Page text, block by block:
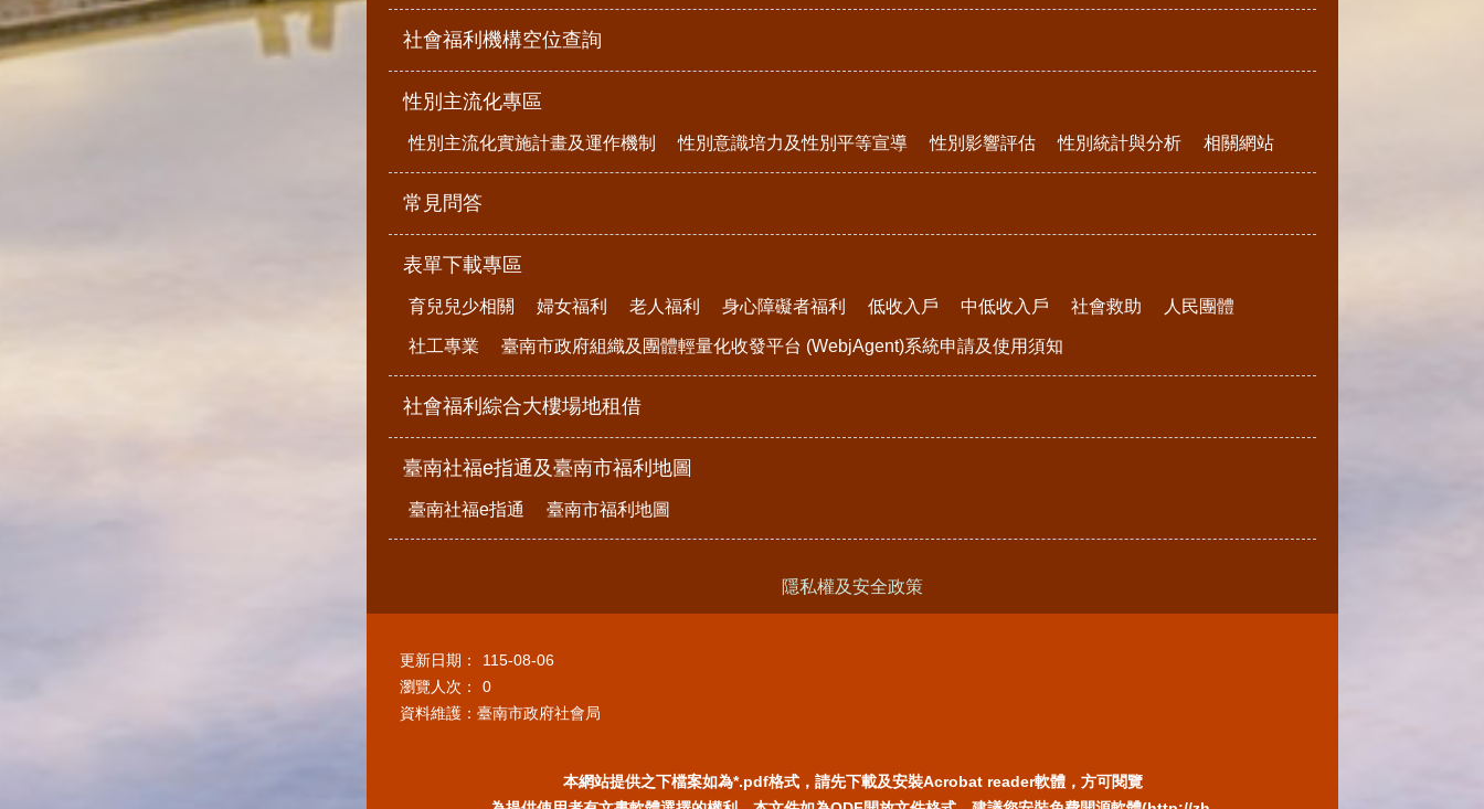
社會福利機構空位查詢
性別主流化專區
性別主流化實施計畫及運作機制 性別意識培力及性別平等宣導 性別影響評估 性別統計與分析 相關網站
常見問答
表單下載專區
育兒兒少相關 婦女福利 老人福利 身心障礙者福利 低收入戶 中低收入戶 社會救助 人民團體
社工專業 臺南市政府組織及團體輕量化收發平台 (WebjAgent)系統申請及使用須知
社會福利綜合大樓場地租借
臺南社福e指通及臺南市福利地圖
臺南社福e指通 臺南市福利地圖
隱私權及安全政策
更新日期：
115-08-06
瀏覽人次：
0
資料維護：臺南市政府社會局
本網站提供之下檔案如為*.pdf格式，請先下載及安裝Acrobat reader軟體，方可閱覽